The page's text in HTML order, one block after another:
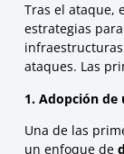
Tras el ataque,
estrategias
ataques. Las
1. Adopción de
Una de las
un enfoque de